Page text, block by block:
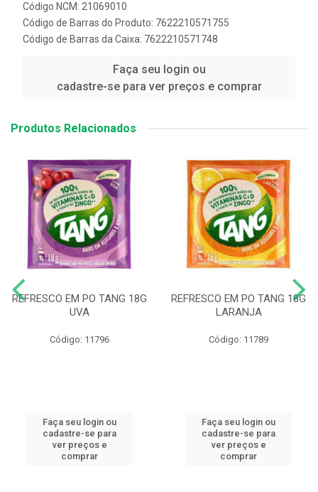
Código NCM: 21069010
Código de Barras do Produto: 7622210571755
Código de Barras da Caixa: 7622210571748
Faça seu login ou
cadastre-se para ver preços e comprar
Produtos Relacionados
REFRESCO EM PO TANG 18G
UVA
Código: 11796
Faça seu login ou
cadastre-se para
ver preços e
comprar
REFRESCO EM PO TANG 18G
LARANJA
Código: 11789
Faça seu login ou
cadastre-se para
ver preços e
comprar